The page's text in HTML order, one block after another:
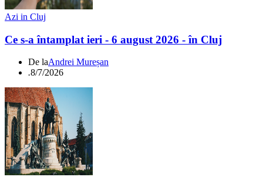
Azi in Cluj
Ce s-a întamplat ieri - 6 august 2026 - în Cluj
De laAndrei Mureșan
.8/7/2026